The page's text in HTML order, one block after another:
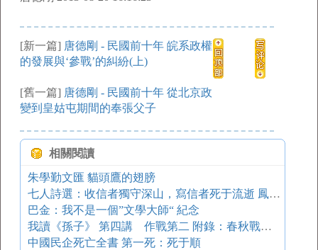
[新一篇] 唐德剛 - 民國前十年 皖系政權
的發展與‘參戰’的糾紛(上)
[舊一篇] 唐德剛 - 民國前十年 從北京政
變到皇姑屯期間的奉張父子
相關閱讀
朱學勤文匯 貓頭鷹的翅膀
七人詩選：收信者獨守深山，寫信者死于流逝 鳳凰詩刊
巴金：我不是一個”文學大師“ 紀念
我讀《孫子》 第四講 作戰第二 附錄：春秋戰國的武器（2）
中國民企死亡全書 第一死：死于順